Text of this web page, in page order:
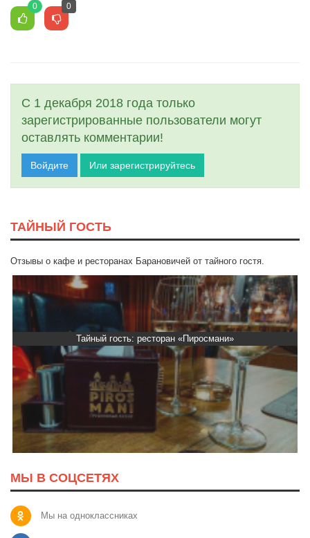
0 0
С 1 декабря 2018 года только
зарегистрированные пользователи могут
оставлять комментарии!
Войдите Или зарегистрируйтесь
ТАЙНЫЙ ГОСТЬ
Отзывы о кафе и ресторанах Барановичей от тайного гостя.
Тайный гость: ресторан «Пиросмани»
МЫ В СОЦСЕТЯХ
Мы на одноклассниках